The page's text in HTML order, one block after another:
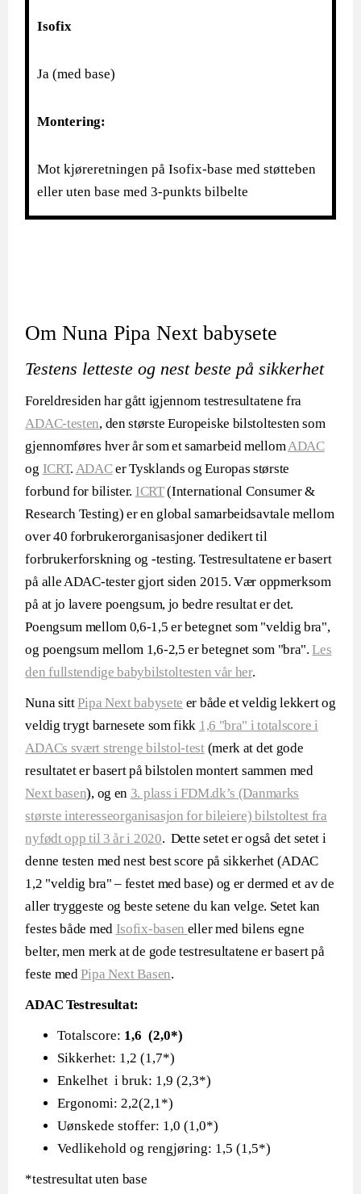
Isofix
Ja (med base)
Montering:
Mot kjøreretningen på Isofix-base med støtteben
eller uten base med 3-punkts bilbelte
Om Nuna Pipa Next babysete
Testens letteste og nest beste på sikkerhet
Foreldresiden har gått igjennom testresultatene fra
ADAC-testen, den største Europeiske bilstoltesten som
gjennomføres hver år som et samarbeid mellomADAC
og ICRT. ADACer Tysklands og Europas største
forbund for bilister. ICRT(International Consumer &
Research Testing) er en global samarbeidsavtale mellom
over 40 forbrukerorganisasjoner dedikert til
forbrukerforskning og -testing. Testresultatene er basert
på alle ADAC-tester gjort siden 2015. Vær oppmerksom
på at jo lavere poengsum, jo bedre resultat er det.
Poengsum mellom 0,6-1,5 er betegnet som "veldig bra",
og poengsum mellom 1,6-2,5 er betegnet som "bra".Les
den fullstendige babybilstoltesten vår her.
Nuna sittPipa Next babysete er både et veldig lekkert og
veldig trygt barnesete som fikk 1,6 "bra" i totalscore i
ADACs svært strenge bilstol-test(merk at det gode
resultatet er basert på bilstolen montert sammen med
Next basen), og en 3. plass i FDM.dk’s (Danmarks
største interesseorganisasjon for bileiere) bilstoltest fra
nyfødt opp til 3 år i 2020. Dette setet er også det setet i
denne testen med nest best score på sikkerhet (ADAC
1,2 "veldig bra" – festet med base) og er dermed et av de
aller tryggeste og beste setene du kan velge. Setet kan
festes både med Isofix-basen eller med bilens egne
belter, men merk at de gode testresultatene er basert på
feste medPipa Next Basen.
ADAC Testresultat:
Totalscore: 1,6 (2,0*)
Sikkerhet: 1,2 (1,7*)
Enkelhet i bruk: 1,9 (2,3*)
Ergonomi: 2,2(2,1*)
Uønskede stoffer: 1,0 (1,0*)
Vedlikehold og rengjøring: 1,5 (1,5*)
*testresultat uten base